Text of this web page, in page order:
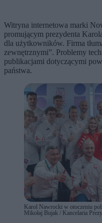
Witryna internetowa marki
promującym prezydenta
dla użytkowników. Firma
zewnętrznymi”. Problemy
publikacjami dotyczącymi
państwa.
Karol Nawrocki w otoczeniu
Mikołaj Bujak / Kancelaria